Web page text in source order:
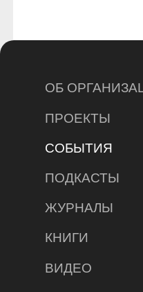
ОБ
ПРОЕКТЫ
СОБЫТИЯ
ПОДКАСТЫ
ЖУРНАЛЫ
КНИГИ
ВИДЕО